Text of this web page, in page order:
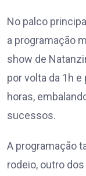
No palco
a programação
show de
por volta da 1h
horas,
sucessos.
A programação
rodeio, outro